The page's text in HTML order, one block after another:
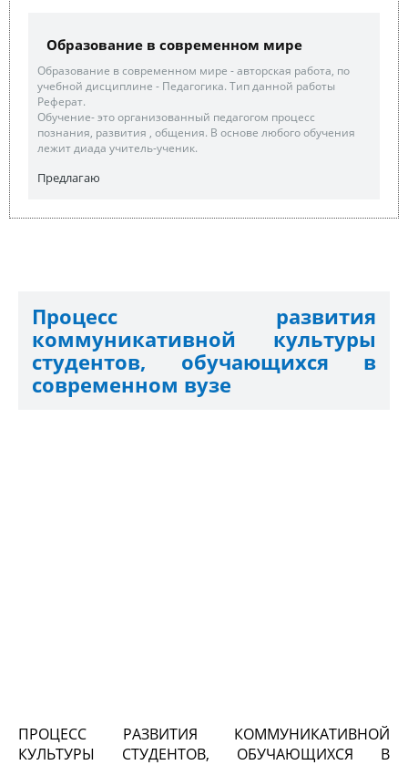
Образование в современном мире
Образование в современном мире - авторская работа, по
учебной дисциплине - Педагогика. Тип данной работы
Реферат.
Обучение- это организованный педагогом процесс
познания, развития , общения. В основе любого обучения
лежит диада учитель-ученик.
Предлагаю
Процесс развития
коммуникативной культуры
студентов, обучающихся в
современном вузе
ПРОЦЕСС РАЗВИТИЯ КОММУНИКАТИВНОЙ
КУЛЬТУРЫ СТУДЕНТОВ, ОБУЧАЮЩИХСЯ В